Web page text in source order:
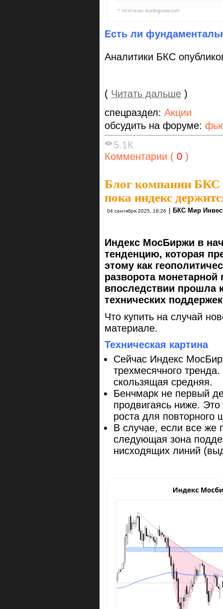
Есть ли
Аналитики БКС
( Читать дальше )
спецраздел: Акции
обсудить на форуме:
5.1К
Комментарии ( 0 )
Блог компании БКС
пока индекс
04 сентября 2025, 18:26 | БКС Мир
Индекс МосБиржи в
тенденцию, которая
этому как
разворота
впоследствии прошла
технических
Что купить на случай
материале.
Техническая картина
Сейчас Индекс
трехмесячного
скользящая средняя.
Бенчмарк не первый
продвигаясь ниже.
роста для
В случае, если все же
следующая зона
нисходящих линий